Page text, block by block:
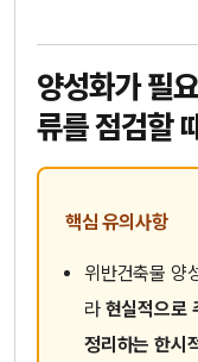
양성화가 필
류를 점검할
핵심 유의사항
위반건축물 양
라 현실적으로
정리하는 한시